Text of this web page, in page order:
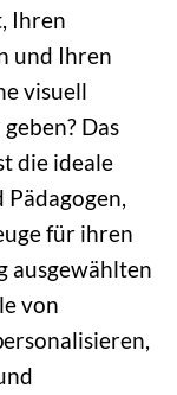
Ihren
und Ihren
visuell
Das
die ideale
für ihren
ausgewählten
von